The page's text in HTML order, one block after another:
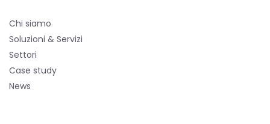
Chi siamo
Soluzioni & Servizi
Settori
Case study
News